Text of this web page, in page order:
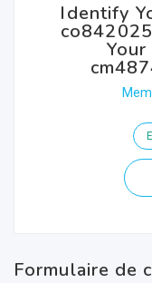
Identify
Formulaire de